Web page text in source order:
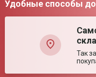
Оснащение
Белый
Удобные способы
Так